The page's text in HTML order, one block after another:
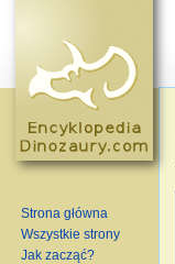
Strona główna
Wszystkie strony
Jak zacząć?